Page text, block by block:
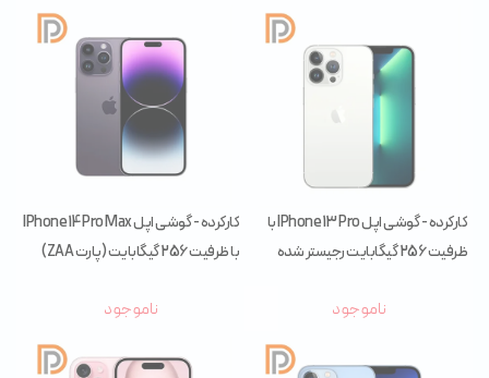
کارکرده - گوشی اپل IPhone 13 Pro با
ظرفیت 256 گیگابایت رجیستر شده
ناموجود
کارکرده - گوشی اپل IPhone 14 Pro Max
با ظرفیت 256 گیگابایت (پارت ZAA)
ناموجود